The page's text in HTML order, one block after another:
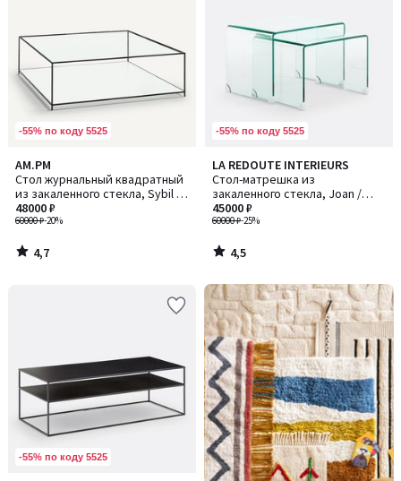
-55% по коду 5525
AM.PM
Стол журнальный квадратный
из закаленного стекла, Sybil /
Сибил
60000 ₽-20%
48000 ₽
4,7
/ 5
4,7
/
-55% по коду 5525
LA REDOUTE INTERIEURS
Стол-матрешка из
закаленного стекла, Joan /
Джоан
60000 ₽-25%
45000 ₽
4,5
/ 5
4,5
/
-55% по коду 5525
Ближе,
чем
кажется!
Товары
со
склада
в
России